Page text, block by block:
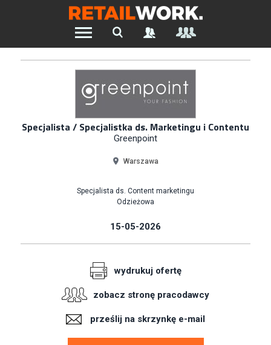
Znajdź pracę w branży Retail &
Ecommerce
Chcesz być na bieżąco z najnowszymi ofertami w branży.
Specjalista / Specjalistka ds. Marketingu i Contentu
Greenpoint
Warszawa
Specjalista ds. Content marketingu
Odzieżowa
15-05-2026
wydrukuj ofertę
zobacz stronę pracodawcy
prześlij na skrzynkę e-mail